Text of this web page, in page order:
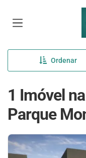
Ordenar
1 Imóvel
Parque